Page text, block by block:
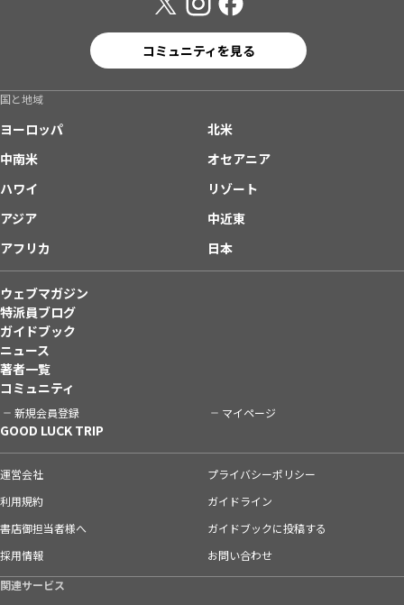
コミュニティを見る
国と地域
ヨーロッパ
北米
中南米
オセアニア
ハワイ
リゾート
アジア
中近東
アフリカ
日本
ウェブマガジン
特派員ブログ
ガイドブック
ニュース
著者一覧
コミュニティ
新規会員登録 マイページ
GOOD LUCK TRIP
運営会社
プライバシーポリシー
利用規約
ガイドライン
書店御担当者様へ
ガイドブックに投稿する
採用情報
お問い合わせ
関連サービス